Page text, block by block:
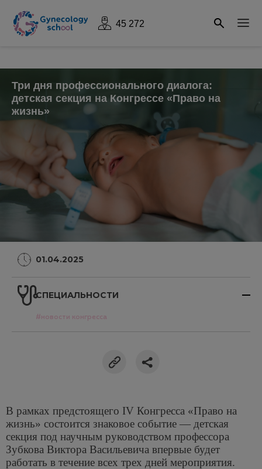
45 272
Три дня профессионального диалога:
детская секция на Конгрессе «Право на
жизнь»
01.04.2025
СПЕЦИАЛЬНОСТИ
#новости конгресса
В рамках предстоящего IV Конгресса «Право на
жизнь» состоится знаковое событие — детская
секция под научным руководством профессора
Зубкова Виктора Васильевича впервые будет
работать в течение всех трех дней мероприятия.